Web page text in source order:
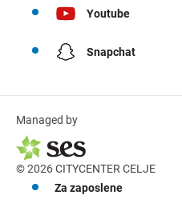
Youtube
Snapchat
Managed by
© 2026 CITYCENTER CELJE
Za zaposlene